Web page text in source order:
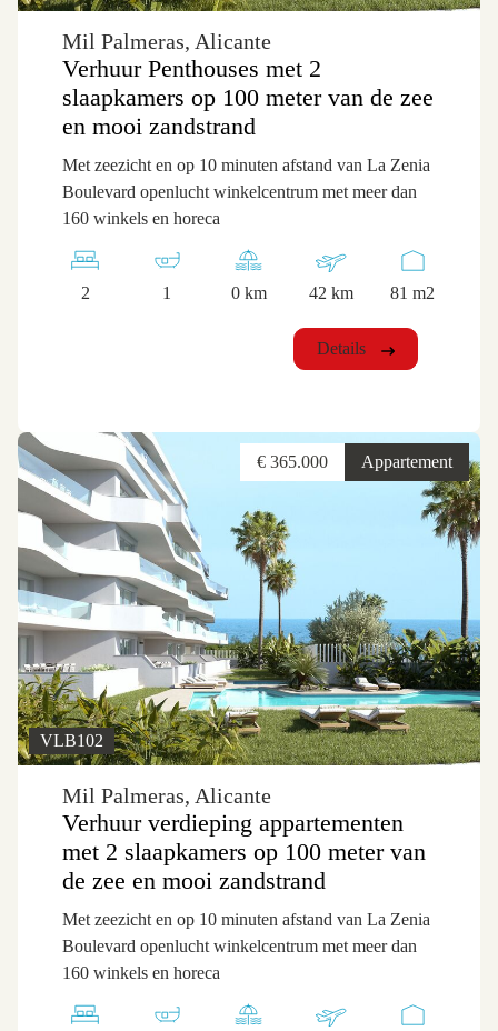
Mil Palmeras, Alicante
Verhuur Penthouses met 2
slaapkamers op 100 meter van de zee
en mooi zandstrand
Met zeezicht en op 10 minuten afstand van La Zenia
Boulevard openlucht winkelcentrum met meer dan
160 winkels en horeca
2 1 0 km 42 km 81 m2
Details
Appartement
€ 365.000
VLB102
Mil Palmeras, Alicante
Verhuur verdieping appartementen
met 2 slaapkamers op 100 meter van
de zee en mooi zandstrand
Met zeezicht en op 10 minuten afstand van La Zenia
Boulevard openlucht winkelcentrum met meer dan
160 winkels en horeca